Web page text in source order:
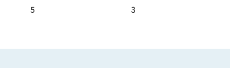
5
3